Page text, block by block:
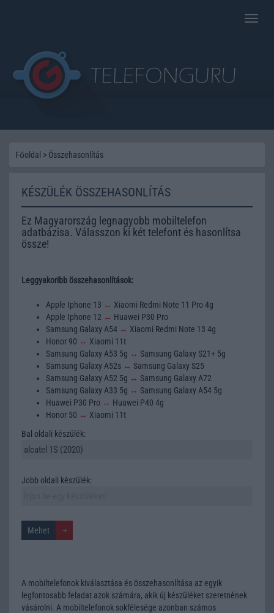
Toggle
Főoldal > Összehasonlítás
KÉSZÜLÉK ÖSSZEHASONLÍTÁS
Ez Magyarország legnagyobb mobiltelefon
adatbázisa. Válasszon ki két telefont és hasonlítsa
össze!
Leggyakoribb összehasonlítások:
Apple Iphone 13 ↔ Xiaomi Redmi Note 11 Pro 4g
Apple Iphone 12 ↔ Huawei P30 Pro
Samsung Galaxy A54 ↔ Xiaomi Redmi Note 13 4g
Honor 90 ↔ Xiaomi 11t
Samsung Galaxy A53 5g ↔ Samsung Galaxy S21+ 5g
Samsung Galaxy A52s ↔ Samsung Galaxy S25
Samsung Galaxy A52 5g ↔ Samsung Galaxy A72
Samsung Galaxy A33 5g ↔ Samsung Galaxy A54 5g
Huawei P30 Pro ↔ Huawei P40 4g
Honor 50 ↔ Xiaomi 11t
Bal oldali készülék:
Jobb oldali készülék:
A mobiltelefonok kiválasztása és összehasonlítása az egyik
legfontosabb feladat azok számára, akik új készüléket szeretnének
vásárolni. A mobiltelefonok sokfélesége azonban számos